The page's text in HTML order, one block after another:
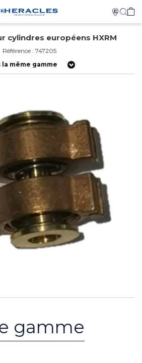
cylindres européens HXRM
Référence : 747205
la même gamme
gamme